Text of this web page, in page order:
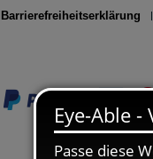
Barrierefreiheitserklärung